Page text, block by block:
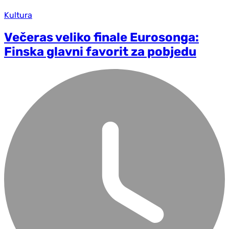
Kultura
Večeras veliko finale Eurosonga:
Finska glavni favorit za pobjedu